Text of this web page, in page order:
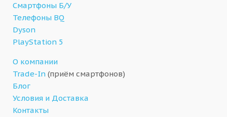
Смартфоны Б/У
Телефоны BQ
Dyson
PlayStation 5
О компании
Trade-In (приём смартфонов)
Блог
Условия и Доставка
Контакты